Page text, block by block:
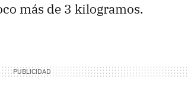
más de 3 kilogramos.